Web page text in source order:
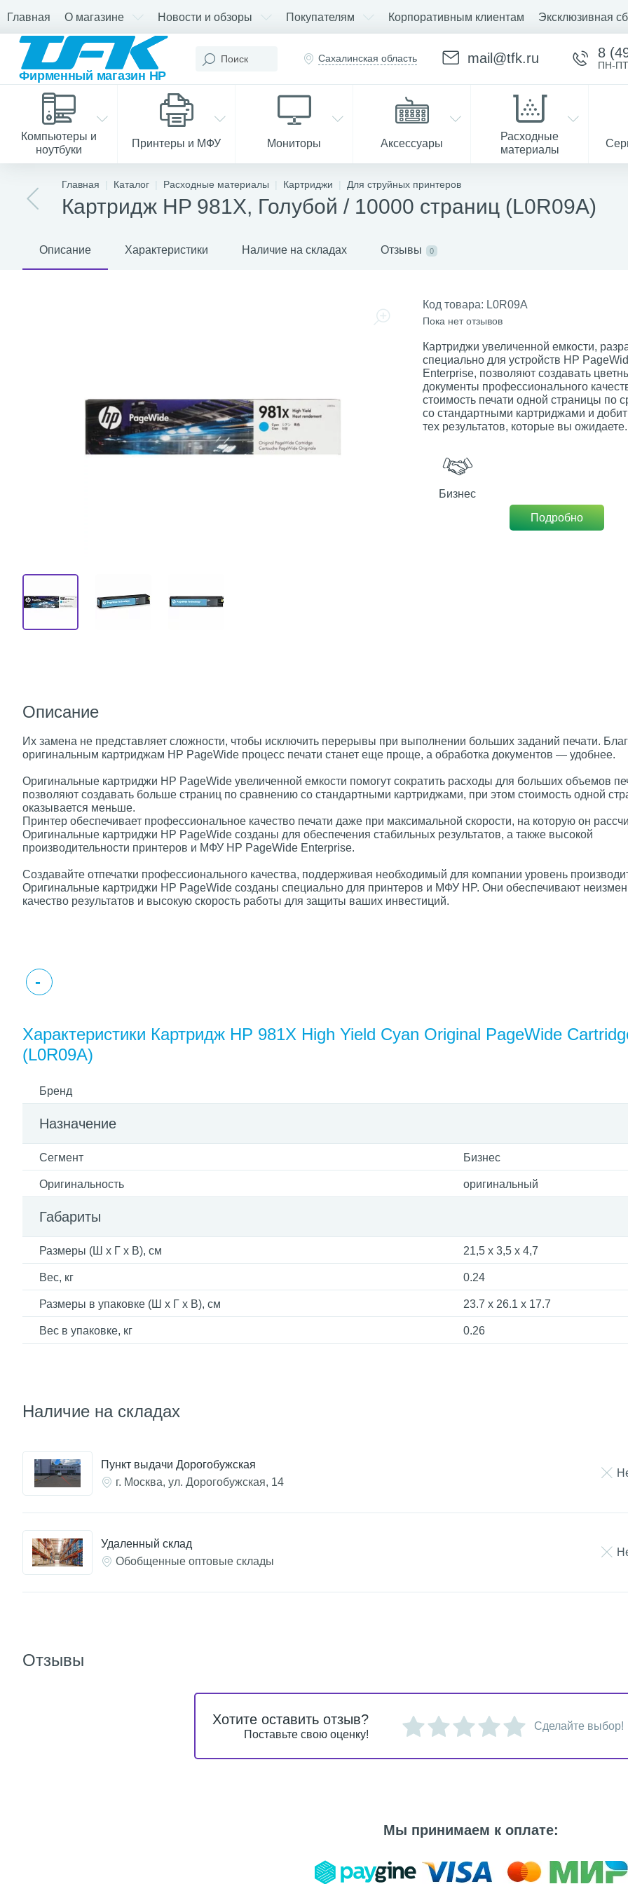
Главная О магазине Новости и обзоры Покупателям Корпоративным клиентам Эксклюзивная
Сахалинская область mail@tfk.ru 8
ПН-ПТ
Компьютеры и
ноутбуки
Принтеры и МФУ Мониторы Аксессуары
Расходные
материалы
Главная Каталог Расходные материалы Картриджи Для струйных принтеров
Картридж HP 981X, Голубой / 10000 страниц (L0R09A)
Описание Характеристики Наличие на складах Отзывы 0
Код товара: L0R09A
Пока нет отзывов
Картриджи увеличенной емкости,
специально для устройств HP
Enterprise, позволяют создавать
документы профессионального
стоимость печати одной страницы по
со стандартными картриджами и
тех результатов, которые вы ожидаете.
Бизнес
Подробно
Описание
Их замена не представляет сложности, чтобы исключить перерывы при выполнении больших заданий печати.
оригинальным картриджам HP PageWide процесс печати станет еще проще, а обработка документов — удобнее.
Оригинальные картриджи HP PageWide увеличенной емкости помогут сократить расходы для больших объемов
позволяют создавать больше страниц по сравнению со стандартными картриджами, при этом стоимость одной
оказывается меньше.
Принтер обеспечивает профессиональное качество печати даже при максимальной скорости, на которую он
Оригинальные картриджи HP PageWide созданы для обеспечения стабильных результатов, а также высокой
производительности принтеров и МФУ HP PageWide Enterprise.
Создавайте отпечатки профессионального качества, поддерживая необходимый для компании уровень
Оригинальные картриджи HP PageWide созданы специально для принтеров и МФУ HP. Они обеспечивают
качество результатов и высокую скорость работы для защиты ваших инвестиций.
Характеристики Картридж HP 981X High Yield Cyan Original PageWide
(L0R09A)
Бренд
Назначение
Сегмент Бизнес
Оригинальность оригинальный
Габариты
Размеры (Ш x Г x В), см 21,5 x 3,5 x 4,7
Вес, кг 0.24
Размеры в упаковке (Ш x Г x В), см 23.7 x 26.1 x 17.7
Вес в упаковке, кг 0.26
Наличие на складах
Пункт выдачи Дорогобужская
г. Москва, ул. Дорогобужская, 14
Удаленный склад
Обобщенные оптовые склады
Отзывы
Хотите оставить отзыв?
Поставьте свою оценку!
Сделайте выбор!
Мы принимаем к оплате: